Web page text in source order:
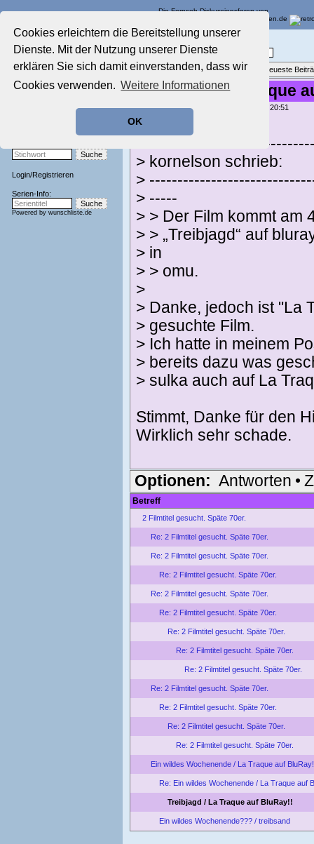
Cookies erleichtern die Bereitstellung unserer
Dienste. Mit der Nutzung unserer Dienste
erklären Sie sich damit einverstanden, dass wir
Cookies verwenden. Weitere Informationen
OK
Die Fernseh-Diskussionsforen von
Aktuelles Forum
Nostalgieecke
Der Werbeblock
Login/Registrieren
Serien-Info:
Powered by wunschliste.de
Filme im Kino, Fernsehen & auf DVD
Themenübersicht • Neues Thema Neueste
Treibjagd / La Traque
geschrieben von: , 20.06.22 20:51
matzkap schrieb:
> kornelson schrieb:
>
> -----
> > Der Film kommt am
> > „Treibjagd“ auf
> in
> > omu.
>
> Danke, jedoch ist "La
> gesuchte Film.
> Ich hatte in meinem
> bereits dazu was
> sulka auch auf La
Stimmt, Danke für den
Wirklich sehr schade.
Optionen: Antworten •
Betreff
2 Filmtitel gesucht. Späte 70er.
Re: 2 Filmtitel gesucht. Späte 70er.
Re: 2 Filmtitel gesucht. Späte 70er.
Re: 2 Filmtitel gesucht. Späte 70er.
Re: 2 Filmtitel gesucht. Späte 70er.
Re: 2 Filmtitel gesucht. Späte 70er.
Re: 2 Filmtitel gesucht. Späte 70er.
Re: 2 Filmtitel gesucht. Späte 70er.
Re: 2 Filmtitel gesucht. Späte 70er.
Re: 2 Filmtitel gesucht. Späte 70er.
Re: 2 Filmtitel gesucht. Späte 70er.
Re: 2 Filmtitel gesucht. Späte 70er.
Re: 2 Filmtitel gesucht. Späte 70er.
Ein wildes Wochenende / La Traque auf
Re: Ein wildes Wochenende / La Traque auf
Treibjagd / La Traque auf BluRay!!
Ein wildes Wochenende??? / treibsand